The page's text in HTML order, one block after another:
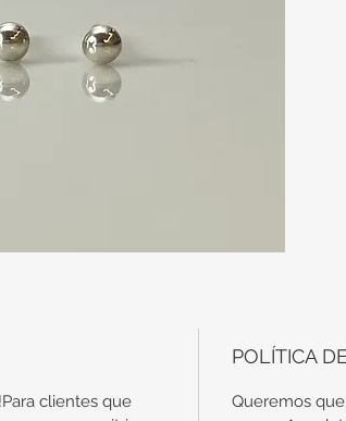
clientes que
POLÍTICA
Queremos